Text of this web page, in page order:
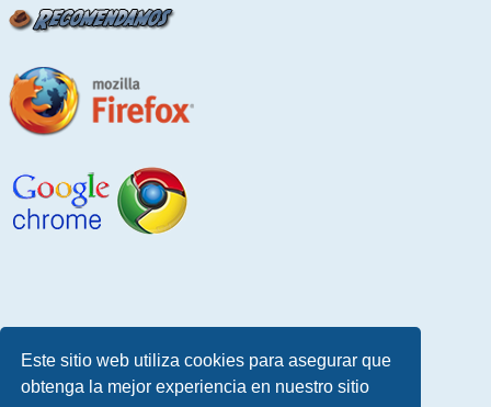
Este sitio web utiliza cookies para asegurar que
obtenga la mejor experiencia en nuestro sitio